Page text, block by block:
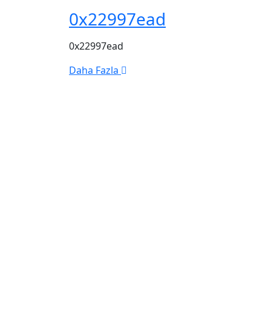
0x22997ead
0x22997ead
Daha Fazla